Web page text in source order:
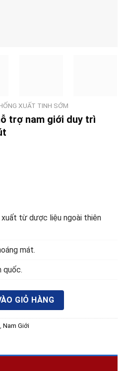
XUẤT TINH SỚM
trợ nam giới duy trì
từ dược liệu ngoài thiên
mát.
quốc.
giới duy trì cuộc yêu hơn 30
GIỎ HÀNG
, Nam Giới